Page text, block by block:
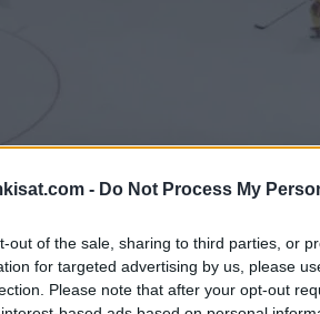
- Do Not Process My
out of the sale, sharing to third parties, or
for targeted advertising by us, please
Please note that after your opt-out